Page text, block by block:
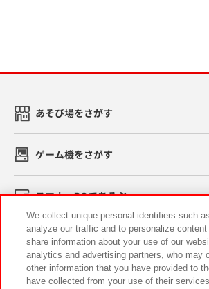
あそび場をさがす
ゲーム機をさがす
スマホ・PCであそぶ
イベント・キャンペーン
We collect unique personal identifiers such
analyze our traffic and to personalize
share information about your use of our
analytics and advertising partners, who may
other information that you have provided to
have collected from your use of their